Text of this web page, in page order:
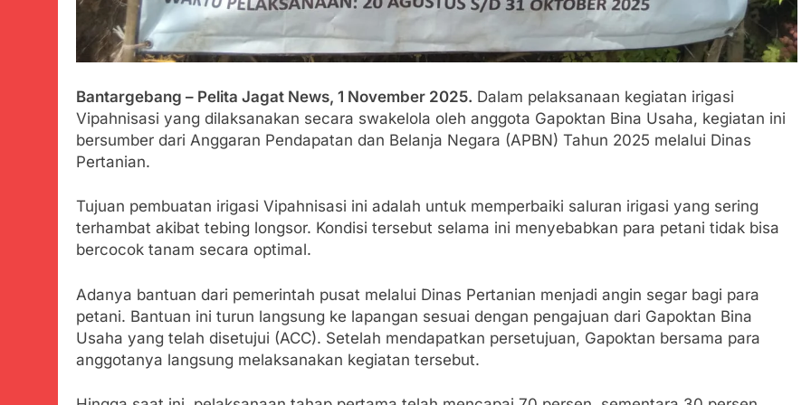
Tunjukan Perhatiannya, Satgas Yonif 310/KK Berikan Bantuan Duka Cita
Polda Jabar Beberkan Perkembangan Terbaru Kasus Dago Elos
Kejaksaan Negeri Kab Sukabumi didesak usut Tuntas Dugaan
Juli 19, 2024
Diduga Kuat Inspektorat Kab, Sukabumi menyalahgunakan Anggaran Thn
Juli 19, 2024
Selisih APBD Tahun 2023 Kab.Sukabumi Sebesar Rp 31 Miliar
Ketua DPD JWI Sukabumi Raya Ingatkan Pentingnya Verifikasi Isu Dugaan
Agustus 8, 2026
Aksi Humanis Polri: Kapolsek Kebonpedes Bantu Lansia dengan Kursi
Agustus 7, 2026
Data Ganda Capai 6 Juta, BGN Benahi Basis Penerima Program Makan
Bantargebang – Pelita Jagat News, 1 November 2025. Dalam pelaksanaan kegiatan irigasi
Vipahnisasi yang dilaksanakan secara swakelola oleh anggota Gapoktan Bina Usaha, kegiatan ini
bersumber dari Anggaran Pendapatan dan Belanja Negara (APBN) Tahun 2025 melalui Dinas
Pertanian.
Tujuan pembuatan irigasi Vipahnisasi ini adalah untuk memperbaiki saluran irigasi yang sering
terhambat akibat tebing longsor. Kondisi tersebut selama ini menyebabkan para petani tidak bisa
bercocok tanam secara optimal.
Adanya bantuan dari pemerintah pusat melalui Dinas Pertanian menjadi angin segar bagi para
petani. Bantuan ini turun langsung ke lapangan sesuai dengan pengajuan dari Gapoktan Bina
Usaha yang telah disetujui (ACC). Setelah mendapatkan persetujuan, Gapoktan bersama para
anggotanya langsung melaksanakan kegiatan tersebut.